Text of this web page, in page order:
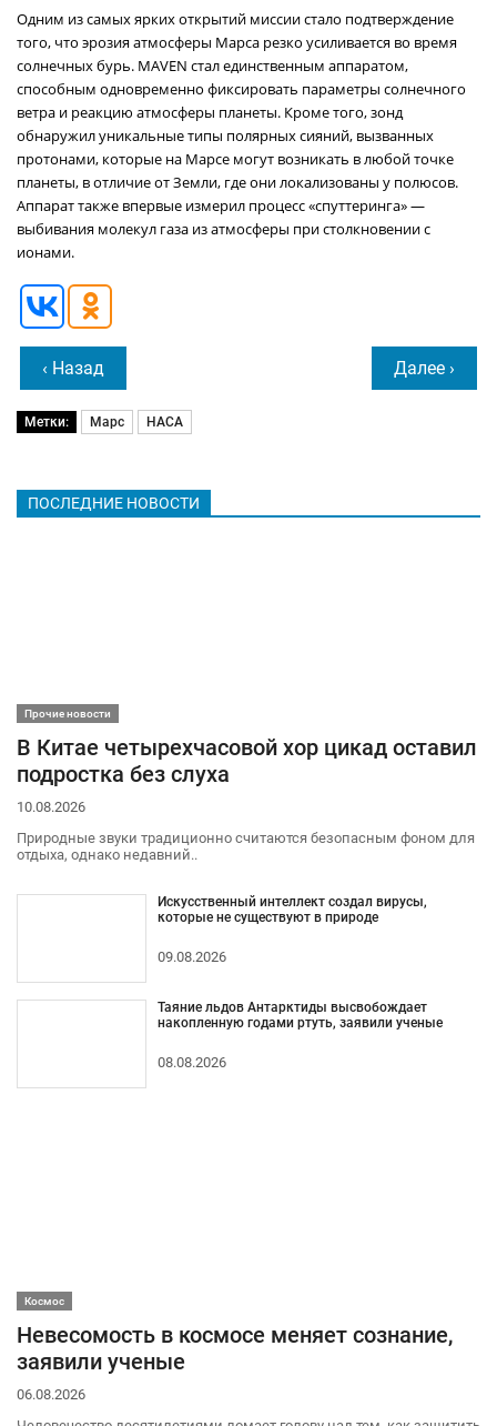
Одним из самых ярких открытий миссии стало подтверждение
того, что эрозия атмосферы Марса резко усиливается во время
солнечных бурь. MAVEN стал единственным аппаратом,
способным одновременно фиксировать параметры солнечного
ветра и реакцию атмосферы планеты. Кроме того, зонд
обнаружил уникальные типы полярных сияний, вызванных
протонами, которые на Марсе могут возникать в любой точке
планеты, в отличие от Земли, где они локализованы у полюсов.
Аппарат также впервые измерил процесс «спуттеринга» —
выбивания молекул газа из атмосферы при столкновении с
ионами.
‹ Назад Далее ›
Метки: Марс НАСА
ПОСЛЕДНИЕ НОВОСТИ
Прочие новости
В Китае четырехчасовой хор цикад оставил
подростка без слуха
10.08.2026
Природные звуки традиционно считаются безопасным фоном для
отдыха, однако недавний..
Искусственный интеллект создал вирусы,
которые не существуют в природе
09.08.2026
Таяние льдов Антарктиды высвобождает
накопленную годами ртуть, заявили ученые
08.08.2026
Космос
Невесомость в космосе меняет сознание,
заявили ученые
06.08.2026